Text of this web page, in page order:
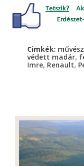
Cimkék:
védett madár,
Imre, Renault,